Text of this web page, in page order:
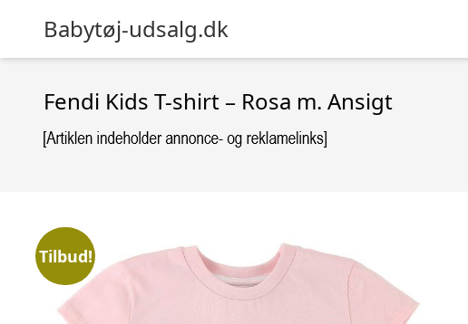
Babytøj-udsalg.dk
Fendi Kids T-shirt – Rosa m. Ansigt
Tilbud!